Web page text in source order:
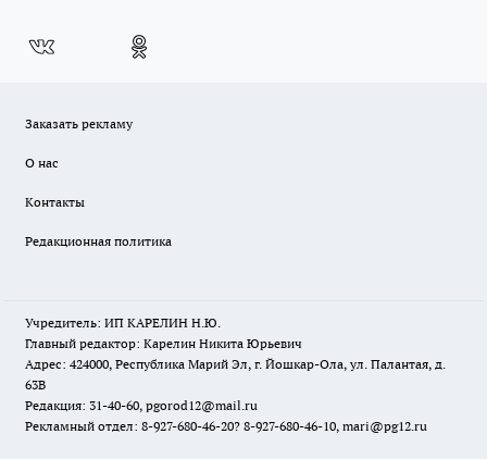
Заказать рекламу
О нас
Контакты
Редакционная политика
Учредитель: ИП КАРЕЛИН Н.Ю.
Главный редактор: Карелин Никита Юрьевич
Адрес: 424000, Республика Марий Эл, г. Йошкар-Ола, ул. Палантая, д.
63В
Редакция: 31-40-60, pgorod12@mail.ru
Рекламный отдел: 8-927-680-46-20? 8-927-680-46-10, mari@pg12.ru